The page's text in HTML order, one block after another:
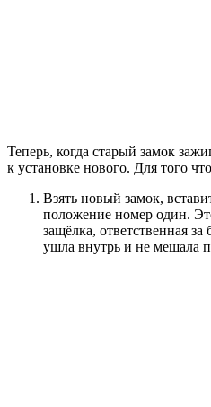
Теперь, когда старый замок
к установке нового. Для того
Взять новый замок,
положение номер один.
защёлка, ответственная
ушла внутрь и не мешала